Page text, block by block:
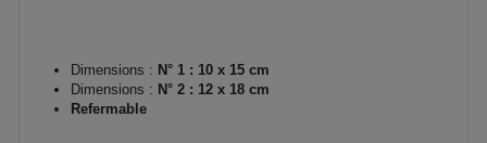
Dimensions : N° 1 : 10 x 15 cm
Dimensions : N° 2 : 12 x 18 cm
Refermable